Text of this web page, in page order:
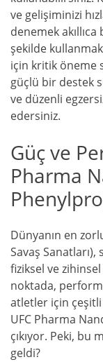
ve gelişiminizi
denemek
şekilde
için kritik öneme
güçlü bir destek
ve düzenli
edersiniz.
Güç ve
Pharma
Dünyanın en
Savaş Sanatları),
fiziksel ve zihinsel
noktada,
atletler için
UFC Pharma
çıkıyor. Peki,
geldi?